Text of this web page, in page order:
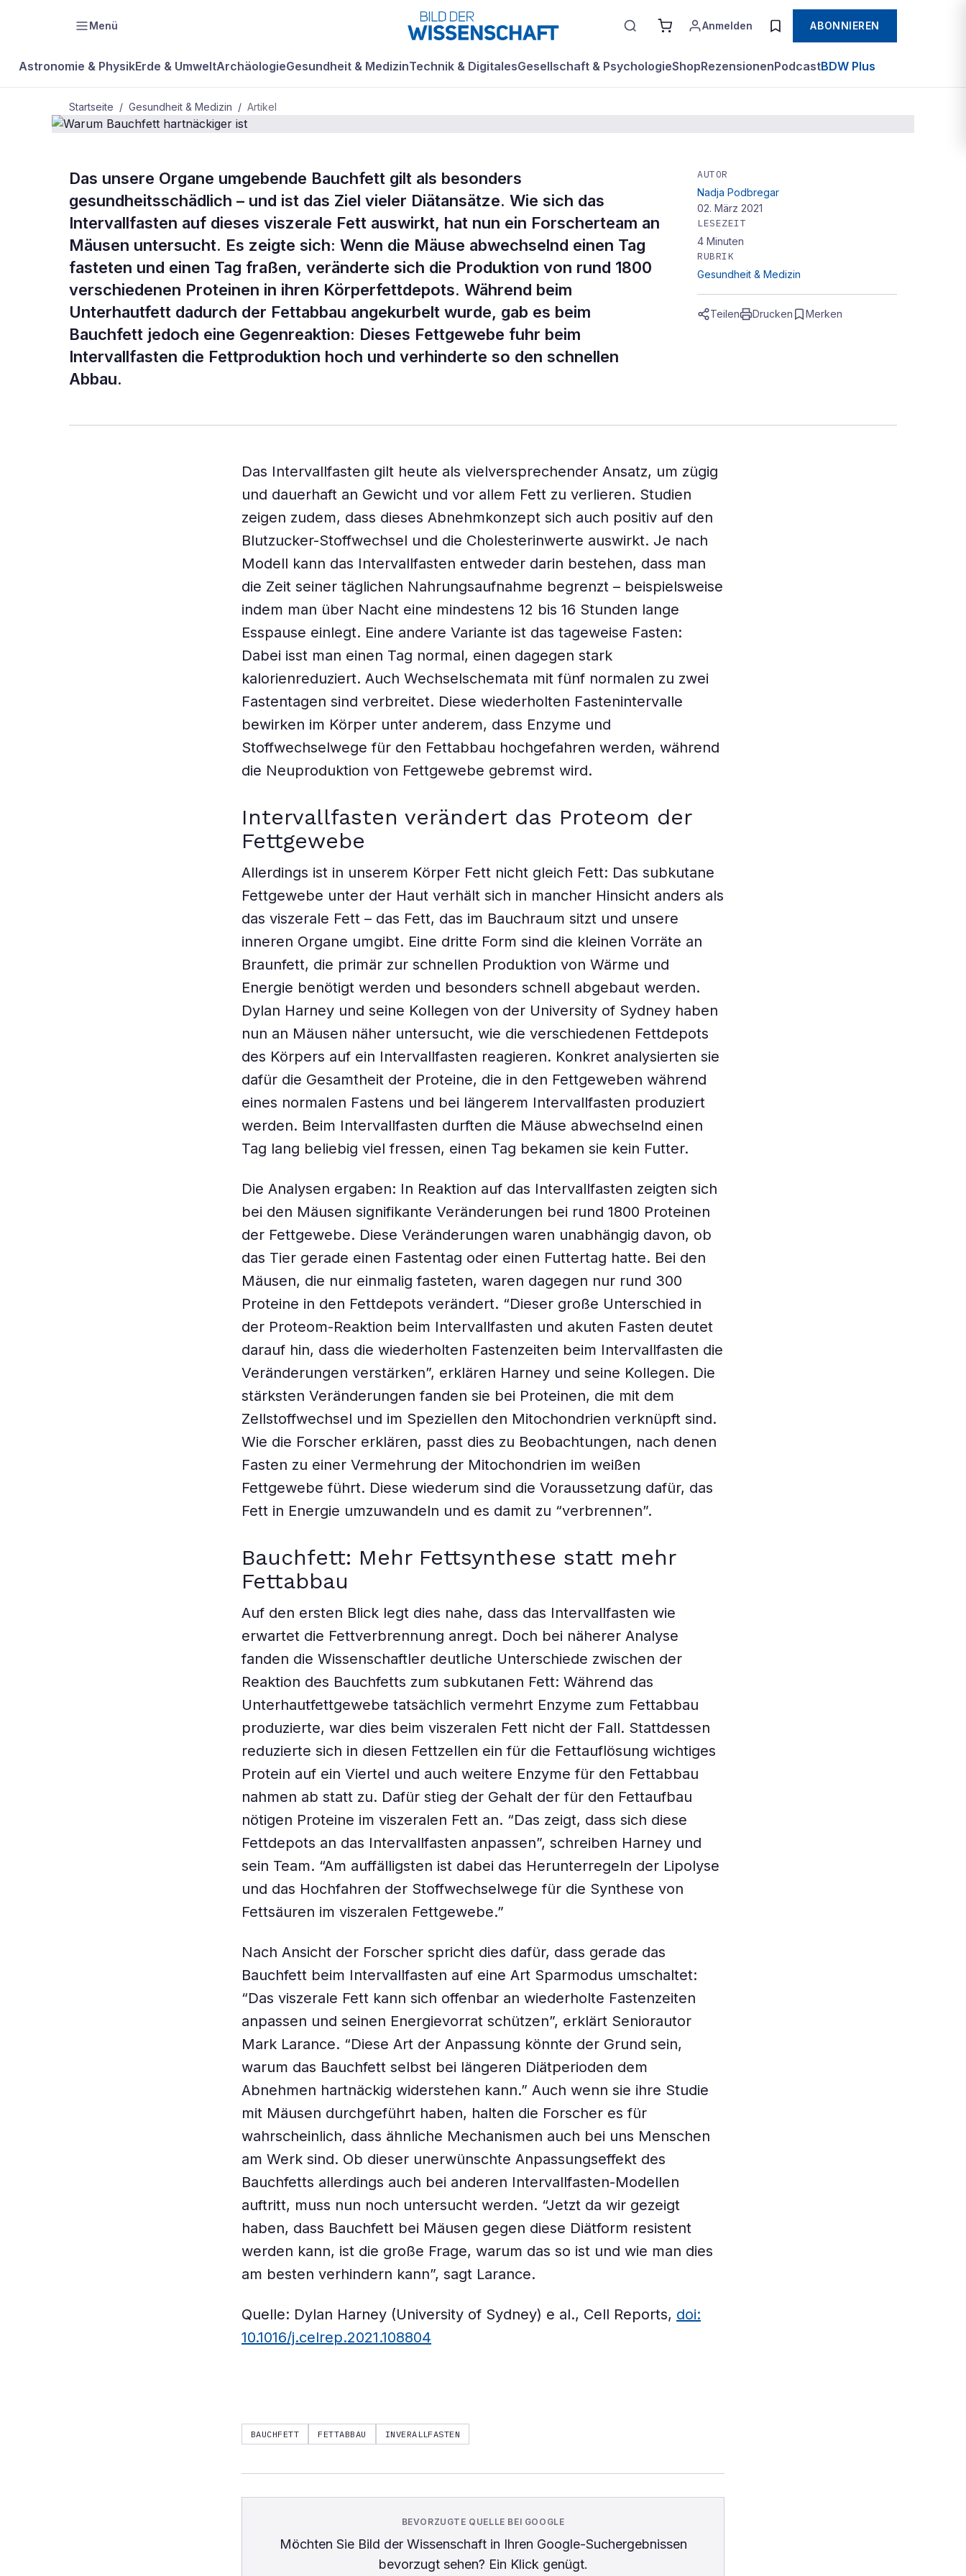
Menü Anmelden ABONNIEREN
Astronomie & PhysikErde & UmweltArchäologieGesundheit & MedizinTechnik & DigitalesGesellschaft & PsychologieShopRezensionenPodcastBDW Plus
Startseite / Gesundheit & Medizin / Artikel
GESUNDHEIT & MEDIZIN
Warum Bauchfett
hartnäckiger ist
Das unsere Organe umgebende Bauchfett gilt als besonders
gesundheitsschädlich – und ist das Ziel vieler Diätansätze. Wie sich das
Intervallfasten auf dieses viszerale Fett auswirkt, hat nun ein Forscherteam an
Mäusen untersucht. Es zeigte sich: Wenn die Mäuse abwechselnd einen Tag
fasteten und einen Tag fraßen, veränderte sich die Produktion von rund 1800
verschiedenen Proteinen in ihren Körperfettdepots. Während beim
Unterhautfett dadurch der Fettabbau angekurbelt wurde, gab es beim
Bauchfett jedoch eine Gegenreaktion: Dieses Fettgewebe fuhr beim
Intervallfasten die Fettproduktion hoch und verhinderte so den schnellen
Abbau.
AUTOR
Nadja Podbregar
02. März 2021
LESEZEIT
4 Minuten
RUBRIK
Gesundheit & Medizin
Teilen Drucken Merken
Das Intervallfasten gilt heute als vielversprechender Ansatz, um zügig
und dauerhaft an Gewicht und vor allem Fett zu verlieren. Studien
zeigen zudem, dass dieses Abnehmkonzept sich auch positiv auf den
Blutzucker-Stoffwechsel und die Cholesterinwerte auswirkt. Je nach
Modell kann das Intervallfasten entweder darin bestehen, dass man
die Zeit seiner täglichen Nahrungsaufnahme begrenzt – beispielsweise
indem man über Nacht eine mindestens 12 bis 16 Stunden lange
Esspause einlegt. Eine andere Variante ist das tageweise Fasten:
Dabei isst man einen Tag normal, einen dagegen stark
kalorienreduziert. Auch Wechselschemata mit fünf normalen zu zwei
Fastentagen sind verbreitet. Diese wiederholten Fastenintervalle
bewirken im Körper unter anderem, dass Enzyme und
Stoffwechselwege für den Fettabbau hochgefahren werden, während
die Neuproduktion von Fettgewebe gebremst wird.
Intervallfasten verändert das Proteom der
Fettgewebe
Allerdings ist in unserem Körper Fett nicht gleich Fett: Das subkutane
Fettgewebe unter der Haut verhält sich in mancher Hinsicht anders als
das viszerale Fett – das Fett, das im Bauchraum sitzt und unsere
inneren Organe umgibt. Eine dritte Form sind die kleinen Vorräte an
Braunfett, die primär zur schnellen Produktion von Wärme und
Energie benötigt werden und besonders schnell abgebaut werden.
Dylan Harney und seine Kollegen von der University of Sydney haben
nun an Mäusen näher untersucht, wie die verschiedenen Fettdepots
des Körpers auf ein Intervallfasten reagieren. Konkret analysierten sie
dafür die Gesamtheit der Proteine, die in den Fettgeweben während
eines normalen Fastens und bei längerem Intervallfasten produziert
werden. Beim Intervallfasten durften die Mäuse abwechselnd einen
Tag lang beliebig viel fressen, einen Tag bekamen sie kein Futter.
Die Analysen ergaben: In Reaktion auf das Intervallfasten zeigten sich
bei den Mäusen signifikante Veränderungen bei rund 1800 Proteinen
der Fettgewebe. Diese Veränderungen waren unabhängig davon, ob
das Tier gerade einen Fastentag oder einen Futtertag hatte. Bei den
Mäusen, die nur einmalig fasteten, waren dagegen nur rund 300
Proteine in den Fettdepots verändert. “Dieser große Unterschied in
der Proteom-Reaktion beim Intervallfasten und akuten Fasten deutet
darauf hin, dass die wiederholten Fastenzeiten beim Intervallfasten die
Veränderungen verstärken”, erklären Harney und seine Kollegen. Die
stärksten Veränderungen fanden sie bei Proteinen, die mit dem
Zellstoffwechsel und im Speziellen den Mitochondrien verknüpft sind.
Wie die Forscher erklären, passt dies zu Beobachtungen, nach denen
Fasten zu einer Vermehrung der Mitochondrien im weißen
Fettgewebe führt. Diese wiederum sind die Voraussetzung dafür, das
Fett in Energie umzuwandeln und es damit zu “verbrennen”.
Bauchfett: Mehr Fettsynthese statt mehr
Fettabbau
Auf den ersten Blick legt dies nahe, dass das Intervallfasten wie
erwartet die Fettverbrennung anregt. Doch bei näherer Analyse
fanden die Wissenschaftler deutliche Unterschiede zwischen der
Reaktion des Bauchfetts zum subkutanen Fett: Während das
Unterhautfettgewebe tatsächlich vermehrt Enzyme zum Fettabbau
produzierte, war dies beim viszeralen Fett nicht der Fall. Stattdessen
reduzierte sich in diesen Fettzellen ein für die Fettauflösung wichtiges
Protein auf ein Viertel und auch weitere Enzyme für den Fettabbau
nahmen ab statt zu. Dafür stieg der Gehalt der für den Fettaufbau
nötigen Proteine im viszeralen Fett an. “Das zeigt, dass sich diese
Fettdepots an das Intervallfasten anpassen”, schreiben Harney und
sein Team. “Am auffälligsten ist dabei das Herunterregeln der Lipolyse
und das Hochfahren der Stoffwechselwege für die Synthese von
Fettsäuren im viszeralen Fettgewebe.”
Nach Ansicht der Forscher spricht dies dafür, dass gerade das
Bauchfett beim Intervallfasten auf eine Art Sparmodus umschaltet:
“Das viszerale Fett kann sich offenbar an wiederholte Fastenzeiten
anpassen und seinen Energievorrat schützen”, erklärt Seniorautor
Mark Larance. “Diese Art der Anpassung könnte der Grund sein,
warum das Bauchfett selbst bei längeren Diätperioden dem
Abnehmen hartnäckig widerstehen kann.” Auch wenn sie ihre Studie
mit Mäusen durchgeführt haben, halten die Forscher es für
wahrscheinlich, dass ähnliche Mechanismen auch bei uns Menschen
am Werk sind. Ob dieser unerwünschte Anpassungseffekt des
Bauchfetts allerdings auch bei anderen Intervallfasten-Modellen
auftritt, muss nun noch untersucht werden. “Jetzt da wir gezeigt
haben, dass Bauchfett bei Mäusen gegen diese Diätform resistent
werden kann, ist die große Frage, warum das so ist und wie man dies
am besten verhindern kann”, sagt Larance.
Quelle: Dylan Harney (University of Sydney) e al., Cell Reports, doi:
10.1016/j.celrep.2021.108804
BAUCHFETT FETTABBAU INVERALLFASTEN
BEVORZUGTE QUELLE BEI GOOGLE
Möchten Sie Bild der Wissenschaftin Ihren Google-Suchergebnissen
bevorzugt sehen? Ein Klick genügt.